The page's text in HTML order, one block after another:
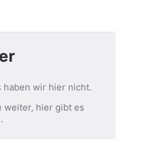
haben wir hier nicht.
weiter, hier gibt es